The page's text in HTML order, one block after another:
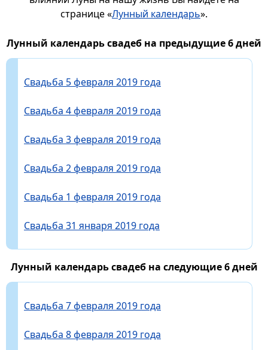
странице «Лунный календарь».
Лунный календарь свадеб на предыдущие 6 дней
Свадьба 5 февраля 2019 года
Свадьба 4 февраля 2019 года
Свадьба 3 февраля 2019 года
Свадьба 2 февраля 2019 года
Свадьба 1 февраля 2019 года
Свадьба 31 января 2019 года
Лунный календарь свадеб на следующие 6 дней
Свадьба 7 февраля 2019 года
Свадьба 8 февраля 2019 года